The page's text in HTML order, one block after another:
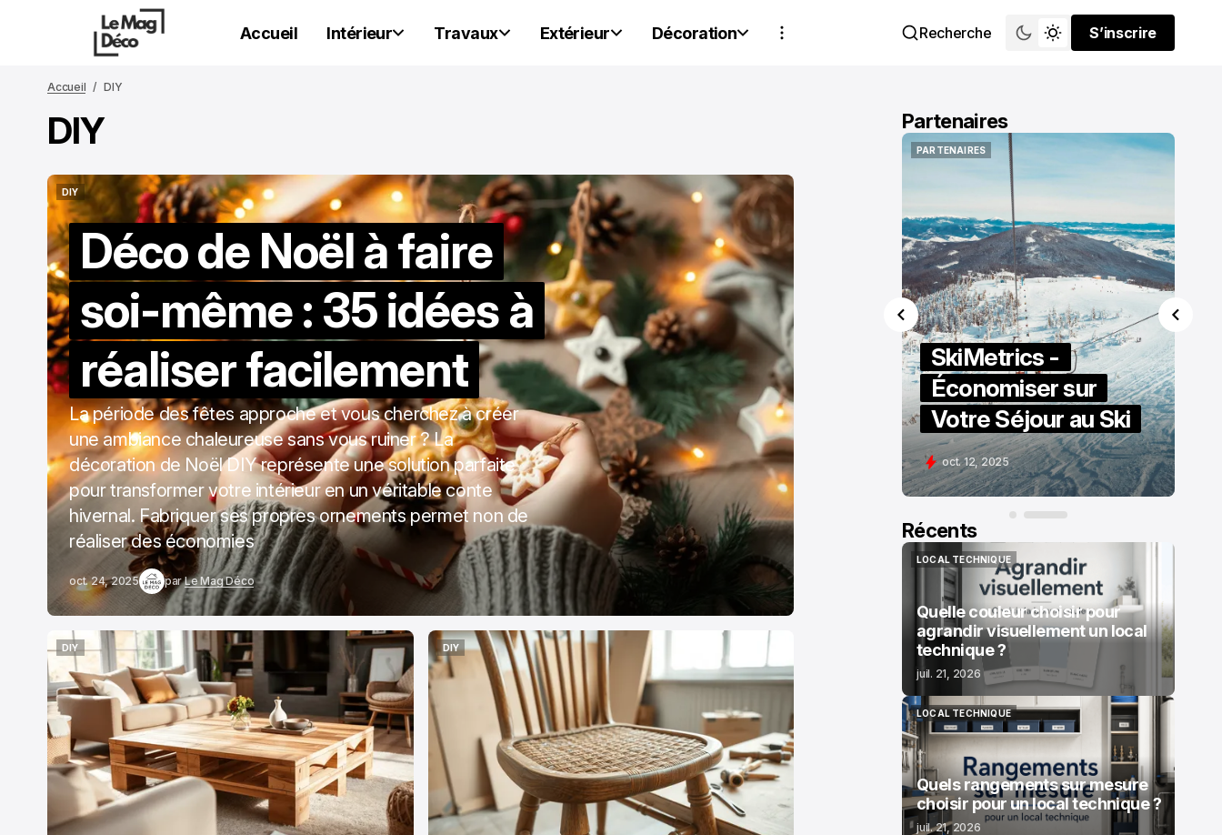
Accueil Intérieur Travaux Extérieur Décoration Recherche
S’inscrire
S’inscrire
Accueil DIY
DIY
DIY
DIY
Déco de Noël à faire
soi-même : 35 idées à
réaliser facilement
La période des fêtes approche et vous cherchez à créer
une ambiance chaleureuse sans vous ruiner ? La
décoration de Noël DIY représente une solution parfaite
pour transformer votre intérieur en un véritable conte
hivernal. Fabriquer ses propres ornements permet non de
réaliser des économies
oct. 24, 2025 parLe Mag Déco
DIY
DIY
DIY
DIY
Partenaires
Le Mag Loisirs
oct. 24, 2025
PARTENAIRES
SkiMetrics -
Économiser sur
Votre Séjour au Ski
oct. 12, 2025
Récents
LOCAL TECHNIQUE
LOCAL TECHNIQUE
Quelle couleur choisir pour
agrandir visuellement un local
technique ?
juil. 21, 2026
LOCAL TECHNIQUE
LOCAL TECHNIQUE
Quels rangements sur mesure
choisir pour un local technique ?
juil. 21, 2026